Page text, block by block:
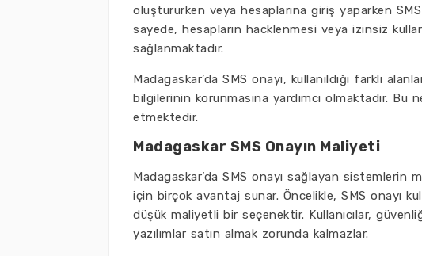
oluştururken veya hesaplarına giriş yaparken
sayede, hesapların hacklenmesi veya izinsiz
sağlanmaktadır.
Madagaskar’da SMS onayı, kullanıldığı farklı
bilgilerinin korunmasına yardımcı olmaktadır.
etmektedir.
Madagaskar SMS Onayın Maliyeti
Madagaskar’da SMS onayı sağlayan sistemlerin
için birçok avantaj sunar. Öncelikle, SMS onayı
düşük maliyetli bir seçenektir. Kullanıcılar,
yazılımlar satın almak zorunda kalmazlar.